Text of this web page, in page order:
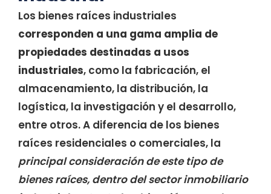
Los bienes raíces industriales
corresponden a una gama amplia de
propiedades destinadas a usos
industriales, como la fabricación, el
almacenamiento, la distribución, la
logística, la investigación y el desarrollo,
entre otros. A diferencia de los bienes
raíces residenciales o comerciales, la
principal consideración de este tipo de
bienes raíces, dentro del sector inmobiliario